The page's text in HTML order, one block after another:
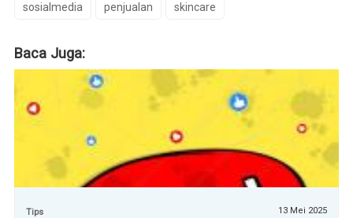
sosialmedia penjualan skincare
Baca Juga:
Tips 13 Mei 2025